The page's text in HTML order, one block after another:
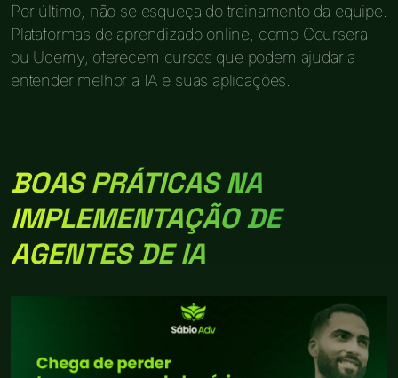
Por último, não se esqueça do treinamento da equipe.
Plataformas de aprendizado online, como Coursera
ou Udemy, oferecem cursos que podem ajudar a
entender melhor a IA e suas aplicações.
BOAS PRÁTICAS NA
IMPLEMENTAÇÃO DE
AGENTES DE IA